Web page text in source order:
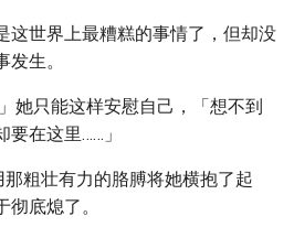
这世界上最糟糕的事情了，但却没
生。
她只能这样安慰自己，「想不到
要在这里……」
那粗壮有力的胳膊将她横抱了起
底熄了。